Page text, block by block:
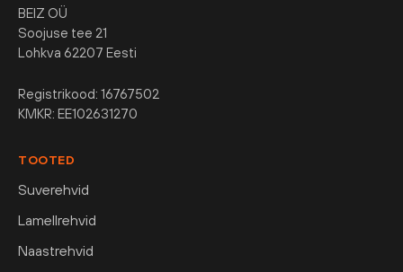
BEIZ OÜ
Soojuse tee 21
Lohkva 62207 Eesti
Registrikood: 16767502
KMKR: EE102631270
TOOTED
Suverehvid
Lamellrehvid
Naastrehvid